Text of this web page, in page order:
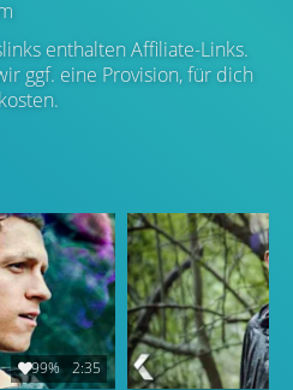
enthalten Affiliate-Links.
ggf. eine Provision, für dich
99% 2:35